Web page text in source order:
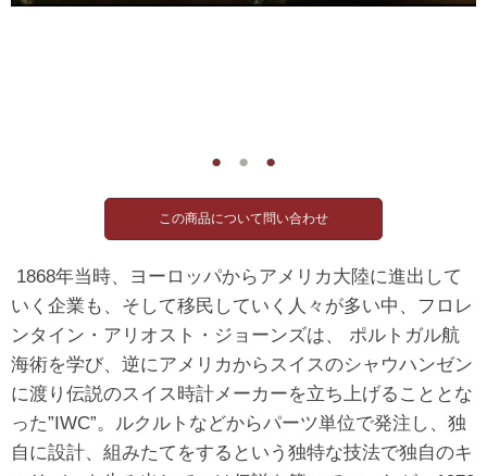
● ● ●
1868年当時、ヨーロッパからアメリカ大陸に進出して
いく企業も、そして移民していく人々が多い中、フロレ
ンタイン・アリオスト・ジョーンズは、 ポルトガル航
海術を学び、逆にアメリカからスイスのシャウハンゼン
に渡り伝説のスイス時計メーカーを立ち上げることとな
った”IWC”。ルクルトなどからパーツ単位で発注し、独
自に設計、組みたてをするという独特な技法で独自のキ